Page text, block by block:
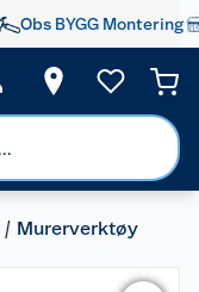
Obs BYGG Montering
Murerverktøy